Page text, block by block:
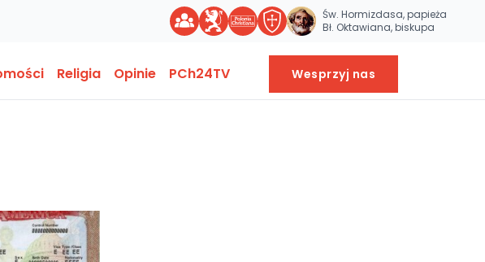
Św. Hormizdasa, papieża
Bł. Oktawiana, biskupa
Religia Opinie PCh24TV Wesprzyj nas